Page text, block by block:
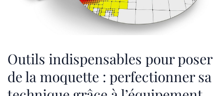
Outils indispensables pour poser
de la moquette : perfectionner sa